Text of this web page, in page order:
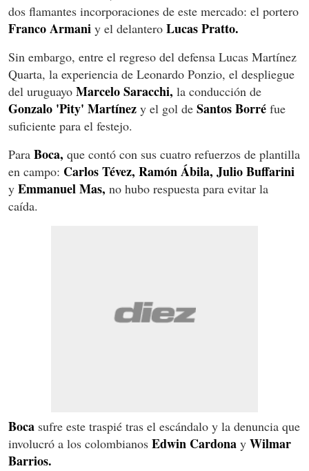
dos flamantes incorporaciones de este mercado: el portero
Franco Armani y el delantero Lucas Pratto.
Sin embargo, entre el regreso del defensa Lucas Martínez
Quarta, la experiencia de Leonardo Ponzio, el despliegue
del uruguayo Marcelo Saracchi, la conducción de
Gonzalo 'Pity' Martínez y el gol de Santos Borré fue
suficiente para el festejo.
Para Boca, que contó con sus cuatro refuerzos de plantilla
en campo: Carlos Tévez, Ramón Ábila, Julio Buffarini
y Emmanuel Mas, no hubo respuesta para evitar la
caída.
Boca sufre este traspié tras el escándalo y la denuncia que
involucró a los colombianos Edwin Cardona y Wilmar
Barrios.